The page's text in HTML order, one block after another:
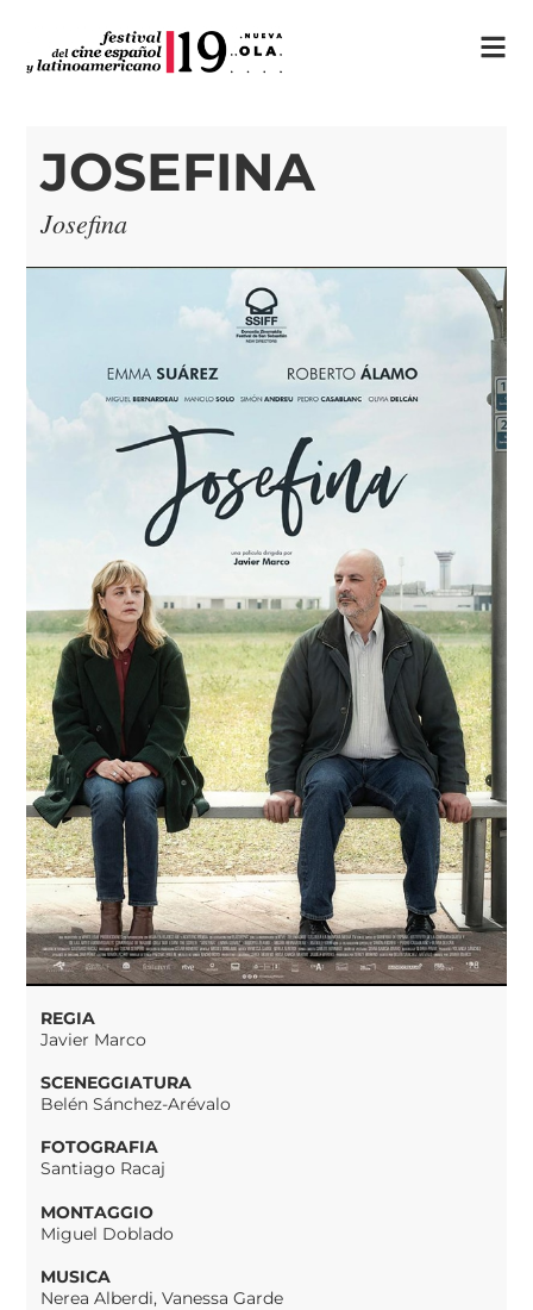
JOSEFINA
Josefina
REGIA
Javier Marco
SCENEGGIATURA
Belén Sánchez-Arévalo
FOTOGRAFIA
Santiago Racaj
MONTAGGIO
Miguel Doblado
MUSICA
Nerea Alberdi, Vanessa Garde